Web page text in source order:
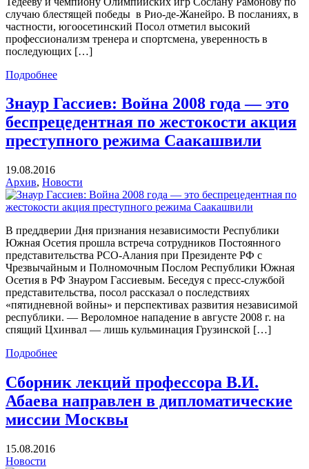
случаю блестящей победы в Рио-де-Жанейро. В посланиях, в
частности, югоосетинский Посол отметил высокий
профессионализм тренера и спортсмена, уверенность в
последующих […]
Подробнее
Знаур Гассиев: Война 2008 года — это
беспрецедентная по жестокости акция
преступного режима Саакашвили
19.08.2016
Архив, Новости
В преддверии Дня признания независимости Республики
Южная Осетия прошла встреча сотрудников Постоянного
представительства РСО-Алания при Президенте РФ с
Чрезвычайным и Полномочным Послом Республики Южная
Осетия в РФ Знауром Гассиевым. Беседуя с пресс-службой
представительства, посол рассказал о последствиях
«пятидневной войны» и перспективах развития независимой
республики. — Вероломное нападение в августе 2008 г. на
спящий Цхинвал — лишь кульминация Грузинской […]
Подробнее
Сборник лекций профессора В.И.
Абаева направлен в дипломатические
миссии Москвы
15.08.2016
Новости